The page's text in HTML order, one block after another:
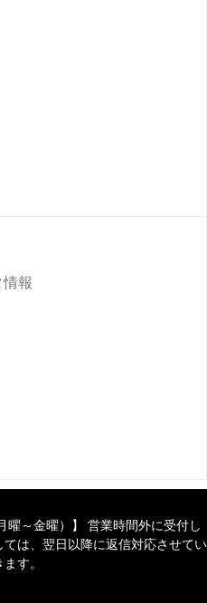
情報
曜～金曜）】 営業時間外に受付し
は、翌日以降に返信対応させてい
す。